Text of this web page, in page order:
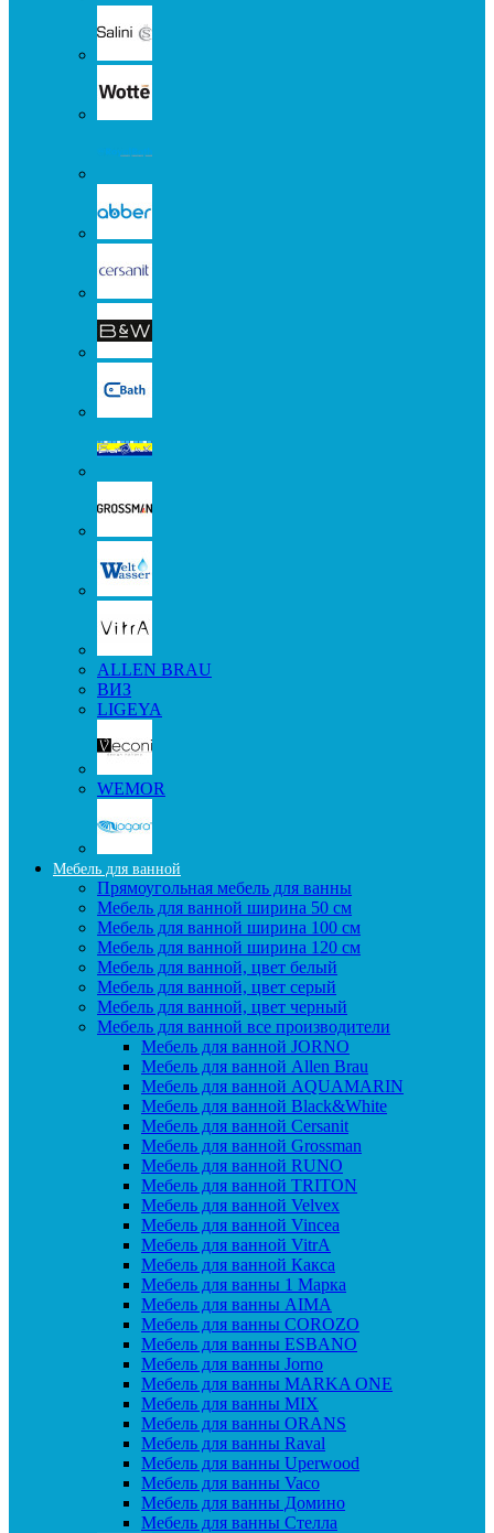
ALLEN BRAU
ВИЗ
LIGEYA
WEMOR
Мебель для ванной
Прямоугольная мебель для ванны
Мебель для ванной ширина 50 см
Мебель для ванной ширина 100 см
Мебель для ванной ширина 120 см
Мебель для ванной, цвет белый
Мебель для ванной, цвет серый
Мебель для ванной, цвет черный
Мебель для ванной все производители
Мебель для ванной JORNO
Мебель для ванной Allen Brau
Мебель для ванной AQUAMARIN
Мебель для ванной Black&White
Мебель для ванной Cersanit
Мебель для ванной Grossman
Мебель для ванной RUNO
Мебель для ванной TRITON
Мебель для ванной Velvex
Мебель для ванной Vincea
Мебель для ванной VitrA
Мебель для ванной Какса
Мебель для ванны 1 Марка
Мебель для ванны AIMA
Мебель для ванны COROZO
Мебель для ванны ESBANO
Мебель для ванны Jorno
Мебель для ванны MARKA ONE
Мебель для ванны MIX
Мебель для ванны ORANS
Мебель для ванны Raval
Мебель для ванны Uperwood
Мебель для ванны Vaco
Мебель для ванны Домино
Мебель для ванны Стелла